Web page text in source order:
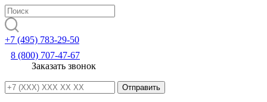
+7 (495) 783-29-50
8 (800) 707-47-67
Заказать звонок